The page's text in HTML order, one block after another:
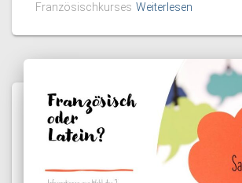
Französischkurses Weiterlesen